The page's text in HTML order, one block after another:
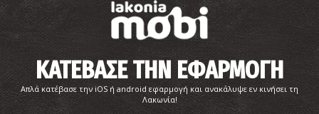
ΚΑΤΕΒΑΣΕ ΤΗΝ ΕΦΑΡΜΟΓΗ
Απλά κατέβασε την iOS ή android εφαρμογή και ανακάλυψε εν κινήσει τη
Λακωνία!